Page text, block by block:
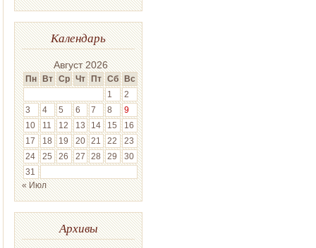
Календарь
Август 2026
Пн Вт Ср Чт Пт Сб Вс
1
2
3
4 5 6 7 8
9
10
11 12 13 14 15
16
17
18 19 20 21 22
23
24
25 26 27 28 29
30
31
« Июл
Архивы